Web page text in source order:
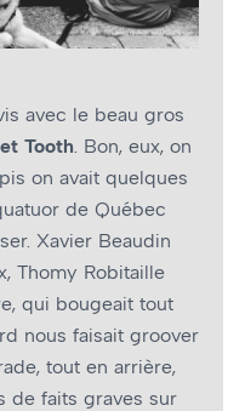
avec le beau gros
Tooth. Bon, eux, on
on avait quelques
de Québec
Xavier Beaudin
Thomy Robitaille
qui bougeait tout
nous faisait groover
tout en arrière,
de faits graves sur